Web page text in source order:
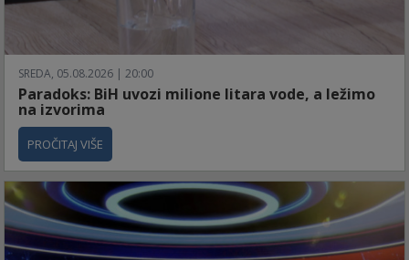
SREDA, 05.08.2026 | 20:00
Paradoks: BiH uvozi milione litara vode, a ležimo
na izvorima
PROČITAJ VIŠE